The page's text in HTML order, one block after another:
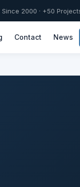
Since 2000 · +50
Contact News